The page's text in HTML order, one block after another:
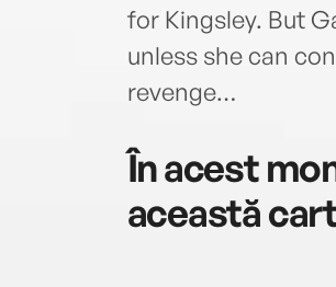
for Kingsley. But
unless she can
revenge…
În acest
această